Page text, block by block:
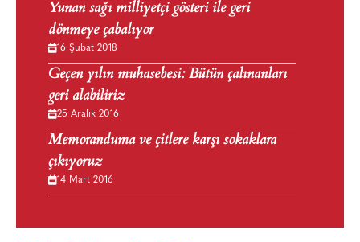
Yunan sağı milliyetçi gösteri ile geri
dönmeye çabalıyor
16 Şubat 2018
Geçen yılın muhasebesi: Bütün çalınanları
geri alabiliriz
25 Aralık 2016
Memoranduma ve çitlere karşı sokaklara
çıkıyoruz
14 Mart 2016